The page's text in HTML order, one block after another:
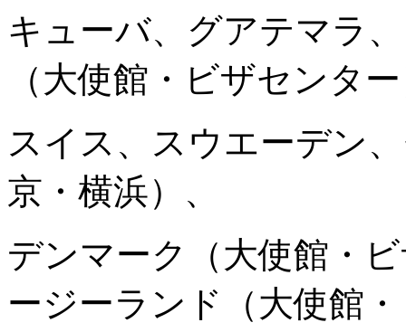
キューバ、グアテマラ
（大使館・ビザセンタ
スイス、スウエーデン
京・横浜）、
デンマーク（大使館・
ージーランド（大使館